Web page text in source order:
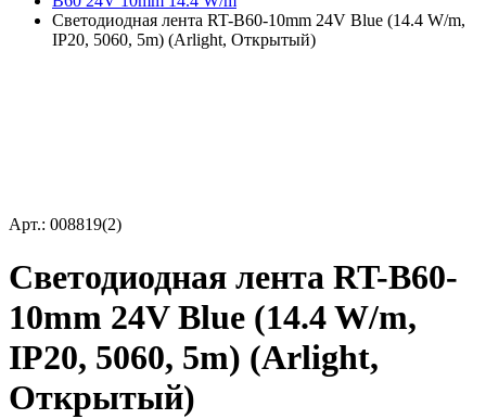
Светодиодная лента RT-B60-10mm 24V Blue (14.4 W/m,
IP20, 5060, 5m) (Arlight, Открытый)
Арт.: 008819(2)
Светодиодная лента RT-B60-
10mm 24V Blue (14.4 W/m,
IP20, 5060, 5m) (Arlight,
Открытый)